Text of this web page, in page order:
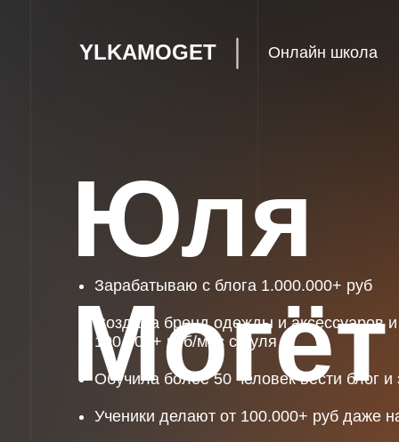
Зарабатываю с блога 1.000.000+ руб
Создала бренд одежды и аксессуаров
100.000+ руб/мес с нуля
Обучила более 50 человек вести блог и
Ученики делают от 100.000+ руб даже
Юля
Могёт
YLKAMOGET Онлайн школа